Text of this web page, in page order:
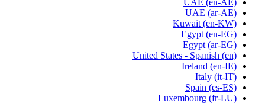
UAE (en-AE)
UAE (ar-AE)
Kuwait (en-KW)
Egypt (en-EG)
Egypt (ar-EG)
United States - Spanish (en)
Ireland (en-IE)
Italy (it-IT)
Spain (es-ES)
Luxembourg (fr-LU)